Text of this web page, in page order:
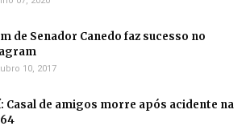
de Senador Canedo faz sucesso no
10, 2017
Casal de amigos morre após acidente na